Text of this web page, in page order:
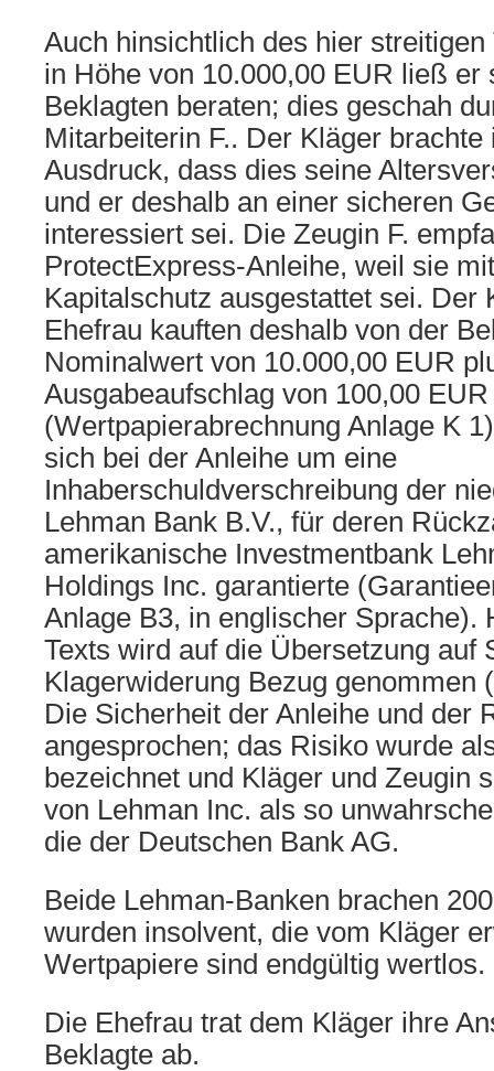
Auch hinsichtlich des hier streitigen
in Höhe von 10.000,00 EUR ließ er
Beklagten beraten; dies geschah
Mitarbeiterin F.. Der Kläger
Ausdruck, dass dies seine
und er deshalb an einer sicheren
interessiert sei. Die Zeugin F.
ProtectExpress-Anleihe, weil sie
Kapitalschutz ausgestattet sei. Der
Ehefrau kauften deshalb von der
Nominalwert von 10.000,00 EUR
Ausgabeaufschlag von 100,00 EUR
(Wertpapierabrechnung Anlage K
sich bei der Anleihe um eine
Inhaberschuldverschreibung der
Lehman Bank B.V., für deren
amerikanische Investmentbank
Holdings Inc. garantierte
Anlage B3, in englischer Sprache).
Texts wird auf die Übersetzung auf
Klagerwiderung Bezug genommen (
Die Sicherheit der Anleihe und der
angesprochen; das Risiko wurde
bezeichnet und Kläger und Zeugin
von Lehman Inc. als so
die der Deutschen Bank AG.
Beide Lehman-Banken brachen
wurden insolvent, die vom Kläger
Wertpapiere sind endgültig wertlos.
Die Ehefrau trat dem Kläger ihre
Beklagte ab.